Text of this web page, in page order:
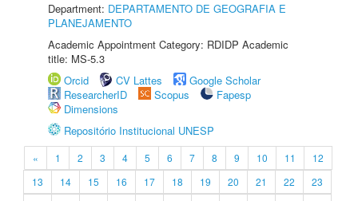
Department: DEPARTAMENTO DE GEOGRAFIA E
PLANEJAMENTO
Academic Appointment Category: RDIDP Academic
title: MS-5.3
Orcid
CV Lattes
Google Scholar
ResearcherID
Scopus
Fapesp
Dimensions
Repositório Institucional UNESP
« 1 2 3 4 5 6 7 8 9 10 11
12
13
14 15 16 17 18 19 20 21 22
23